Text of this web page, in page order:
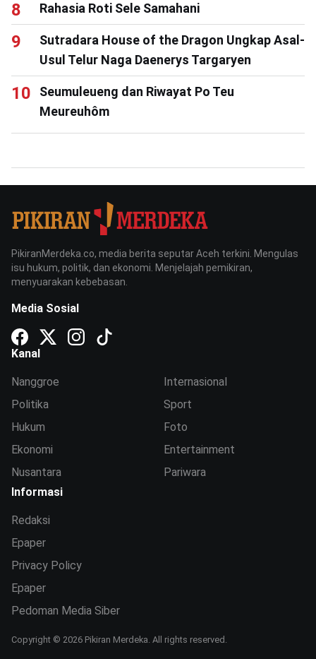
Rahasia Roti Sele Samahani
Sutradara House of the Dragon Ungkap Asal-
Usul Telur Naga Daenerys Targaryen
Seumuleueng dan Riwayat Po Teu
Meureuhôm
PikiranMerdeka.co, media berita seputar Aceh terkini. Mengulas
isu hukum, politik, dan ekonomi. Menjelajah pemikiran,
menyuarakan kebebasan.
Media Sosial
Kanal
Nanggroe
Politika
Hukum
Ekonomi
Nusantara
Internasional
Sport
Foto
Entertainment
Pariwara
Informasi
Redaksi
Epaper
Privacy Policy
Epaper
Pedoman Media Siber
Copyright © 2026 Pikiran Merdeka. All rights reserved.